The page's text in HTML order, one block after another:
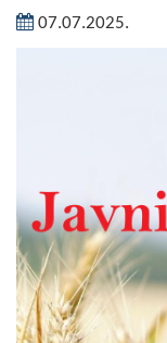
Извјештај
Састав
Службени
07.07.2025.